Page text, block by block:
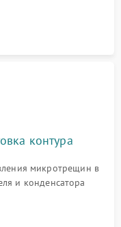
термостата и
дисплея.
контура
микротрещин в
и конденсатора
осушителя и
засоров.